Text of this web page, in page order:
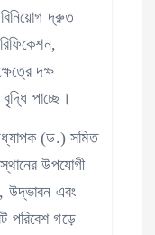
বিনিয়োগ দ্রুত
দক্ষ
পাচ্ছে।
(ড.) সমিত
উপযোগী
উদ্ভাবন এবং
পরিবেশ গড়ে